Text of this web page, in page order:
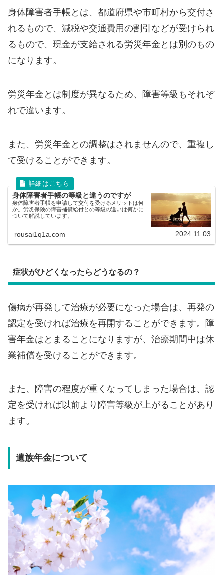
身体障害者手帳とは、都道府県や市町村から交付さ
れるもので、減税や交通費用の割引などが受けられ
るもので、現金が支給される労災年金とは別のもの
になります。
労災年金とは制度が異なるため、障害等級もそれぞ
れで違います。
また、労災年金との調整はされませんので、重複し
て受けることができます。
身体障害者手帳の等級と違うのですが
身体障害者手帳を申請して交付を受けるメリットは何
か。労災保険の障害補償給付との等級の違いは何かに
ついて解説しています。
rousai1q1a.com 2024.11.03
症状がひどくなったらどうなるの？
傷病が再発して治療が必要になった場合は、再発の
認定を受ければ治療を再開することができます。障
害年金はとまることになりますが、治療期間中は休
業補償を受けることができます。
また、障害の程度が重くなってしまった場合は、認
定を受ければ以前より障害等級が上がることがあり
ます。
遺族年金について